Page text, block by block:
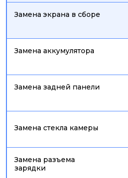
Замена экрана в сборе
Замена аккумулятора
Замена задней панели
Замена стекла камеры
Замена разъема
зарядки